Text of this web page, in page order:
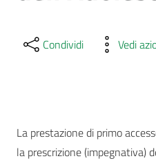
Condividi Vedi
La prestazione di primo
la prescrizione (impegnativa)